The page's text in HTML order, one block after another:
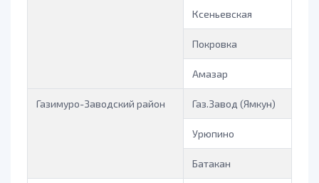
Ксеньевская
Покровка
Амазар
Газимуро-Заводский район Газ.Завод (Ямкун)
Урюпино
Батакан